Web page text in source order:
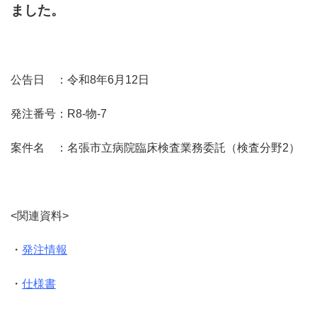
ました。
公告日 ：令和8年6月12日
発注番号：R8-物-7
案件名 ：名張市立病院臨床検査業務委託（検査分野2）
<関連資料>
・ 発注情報
・ 仕様書